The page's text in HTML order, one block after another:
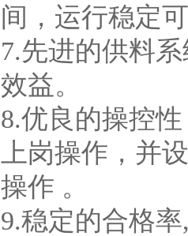
间，运行稳定
7.先进的供料
效益。
8.优良的操控
上岗操作，并
操作 。
9.稳定的合格